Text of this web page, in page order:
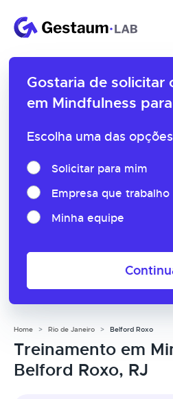
Gostaria de solicitar
em Mindfulness
Escolha uma das opções
Solicitar para mim
Empresa que trabalho
Minha equipe
Home Rio de Janeiro Belford Roxo
Treinamento em
Belford Roxo, RJ